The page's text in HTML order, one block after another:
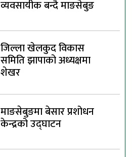
व्यवसायीक बन्दै माङसेबुङ
जिल्ला खेलकुद विकास
समिति झापाको अध्यक्षमा
शेखर
माङसेबुङमा बेसार प्रशोधन
केन्द्रको उद्घाटन